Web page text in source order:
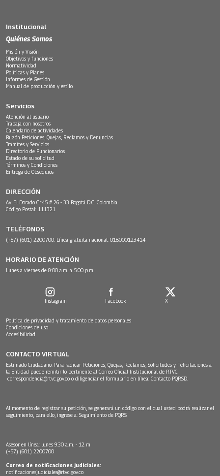
Institucional
Quiénes Somos
Misión y Visión
Objetivos y funciones
Normatividad
Políticas y Planes
Informes de Gestión
Manual de producción y estilo
Servicios
Atención al usuario
Trabaja con nosotros
Calendario de actividades
Buzón Peticiones, Quejas, Reclamos y Denuncias
Trámites y Servicios
Directorio de Funcionarios
Estado de su solicitud
Términos y Condiciones
Entrega de Obsequios
DIRECCIÓN
Av. El Dorado Cr.45 # 26 - 33 Bogotá D.C. Colombia.
Código Postal: 111321
TELÉFONOS
(+57) (601) 2200700. Línea gratuita nacional: 018000123414
HORARIO DE ATENCIÓN
Lunes a viernes de 8:00 a.m. a 5:00 p.m.
Instagram Facebook X
Política de privacidad y tratamiento de datos personales
Condiciones de uso
Accesibilidad
CONTACTO VIRTUAL
Estimado Ciudadano: Para radicar Peticiones, Quejas, Reclamos, Solicitudes y Felicitaciones a
la Entidad puede remitir lo pertinente al Correo Oficial Institucional de RTVC
correspondencia@rtvc.gov.co o diligenciar el formulario en línea: Contacto PQRSD.
Al momento de registrar su petición, se generará un código con el cual usted podrá realizar el
seguimiento, para ello, ingrese a: Seguimiento de PQRS
Asesor en línea: lunes 9:30 a.m. - 12 m
(+57) (601) 2200700
Correo de notificaciones judiciales:
notificacionesjudiciales@rtvc.gov.co